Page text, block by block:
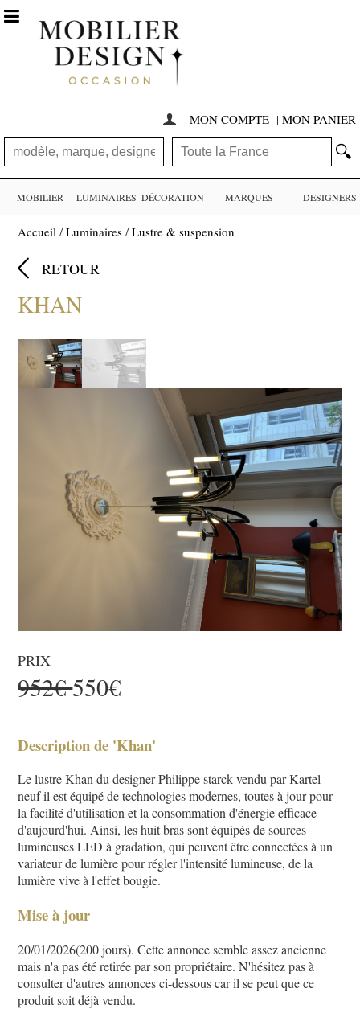
 MON COMPTE | MON PANIER
🔍

MOBILIER LUMINAIRES DÉCORATION MARQUES DESIGNERS
Accueil /Luminaires /Lustre & suspension
 RETOUR
KHAN
PRIX
952€550€
Description de 'Khan'
Le lustre Khan du designer Philippe starck vendu par Kartel
neuf il est équipé de technologies modernes, toutes à jour pour
la facilité d'utilisation et la consommation d'énergie efficace
d'aujourd'hui. Ainsi, les huit bras sont équipés de sources
lumineuses LED à gradation, qui peuvent être connectées à un
variateur de lumière pour régler l'intensité lumineuse, de la
lumière vive à l'effet bougie.
Mise à jour
20/01/2026(200 jours). Cette annonce semble assez ancienne
mais n'a pas été retirée par son propriétaire. N'hésitez pas à
consulter d'autres annonces ci-dessous car il se peut que ce
produit soit déjà vendu.